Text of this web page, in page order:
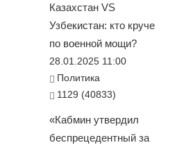
Казахстан VS
Узбекистан: кто круче
по военной мощи?
28.01.2025 11:00
Политика
1129 (40833)
«Кабмин утвердил
беспрецедентный за